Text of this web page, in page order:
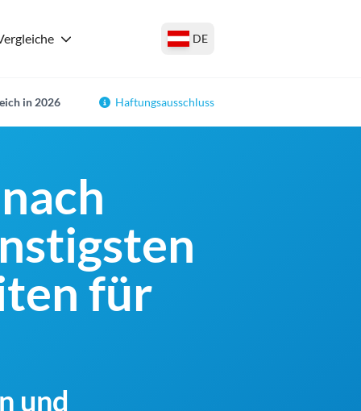
DE
in 2026 Haftungsausschluss
für
und